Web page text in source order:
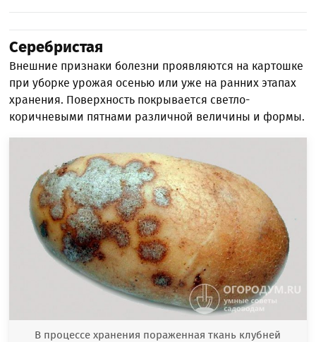
Серебристая
Внешние признаки болезни проявляются на картошке
при уборке урожая осенью или уже на ранних этапах
хранения. Поверхность покрывается светло-
коричневыми пятнами различной величины и формы.
В процессе хранения пораженная ткань клубней